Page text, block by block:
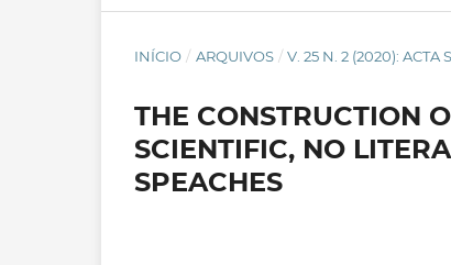
INÍCIO / ARQUIVOS / V. 25 N. 2 (2020): ACTA
THE CONSTRUCTION
SCIENTIFIC, NO
SPEACHES